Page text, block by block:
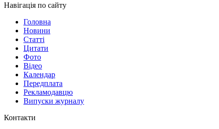
Навігація по сайту
Головна
Новини
Статті
Цитати
Фото
Відео
Календар
Передплата
Рекламодавцю
Випуски журналу
Контакти